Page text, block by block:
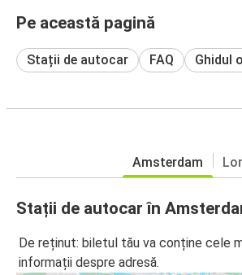
Pe această pagină
Stații de autocar FAQ Ghidul
Amsterdam
Stații de autocar în
De reținut: biletul tău va conține cele
informații despre adresă.